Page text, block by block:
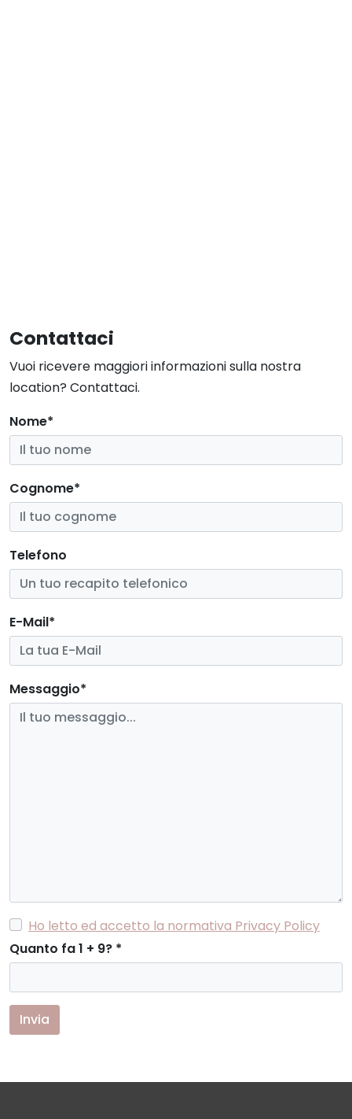
Contattaci
Vuoi ricevere maggiori informazioni sulla nostra
location? Contattaci.
Nome*
Cognome*
Telefono
E-Mail*
Messaggio*
Ho letto ed accetto la normativa Privacy Policy
Quanto fa 1 + 9? *
Invia